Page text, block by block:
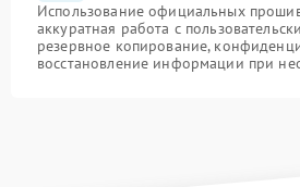
Использование официальных
аккуратная работа с
резервное копирование,
восстановление информации при